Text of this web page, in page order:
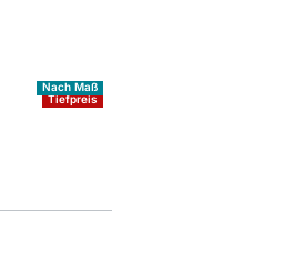
Tiefpreis
Nach Maß